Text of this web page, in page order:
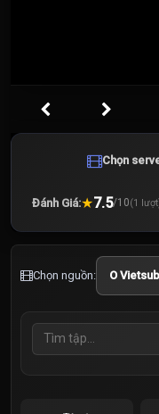
Chọn
Đánh Giá:★7.5/10(1
Chọn nguồn: O Vietsub